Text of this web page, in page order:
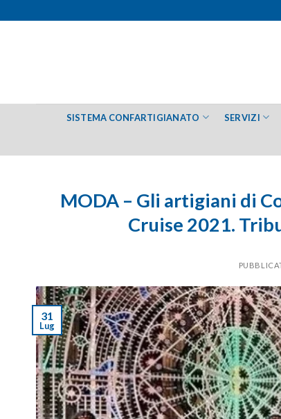
ai
SISTEMA CONFARTIGIANATO SERVIZI
MODA – Gli artigiani di
Cruise 2021.
31
Lug